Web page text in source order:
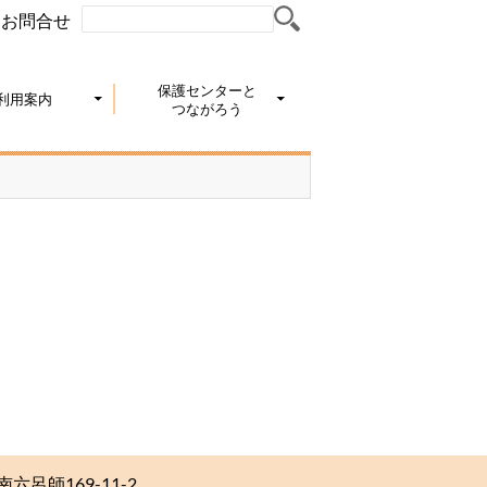
お問合せ
用案内
保護センターと
つながろう